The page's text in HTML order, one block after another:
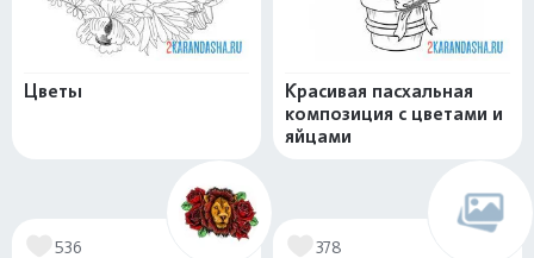
Цветы
Красивая пасхальная
композиция с цветами и
яйцами
536 378